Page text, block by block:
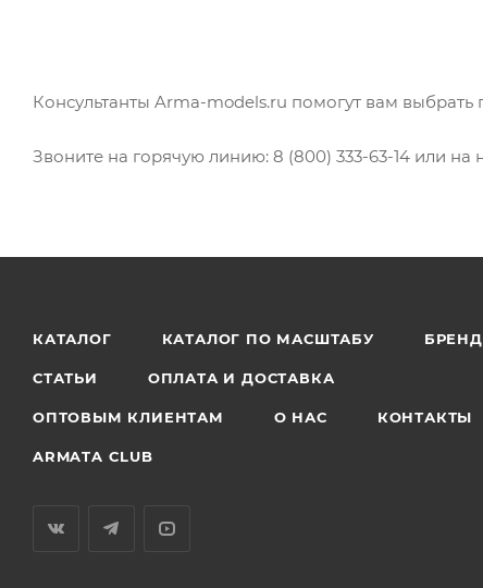
Консультанты Arma-models.ru помогут вам
Звоните на горячую линию: 8 (800) 333-63-14 или на
КАТАЛОГ КАТАЛОГ ПО МАСШТАБУ
СТАТЬИ ОПЛАТА И ДОСТАВКА
ОПТОВЫМ КЛИЕНТАМ О НАС КОНТАКТЫ
ARMATA CLUB